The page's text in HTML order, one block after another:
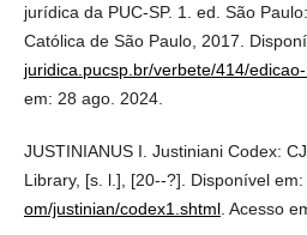
jurídica da PUC-SP. 1. ed. São
Católica de São Paulo, 2017.
juridica.pucsp.br/verbete/414/
em: 28 ago. 2024.
JUSTINIANUS I. Justiniani Codex:
Library, [s. l.], [20--?]. Disponível em:
om/justinian/codex1.shtml. Acesso